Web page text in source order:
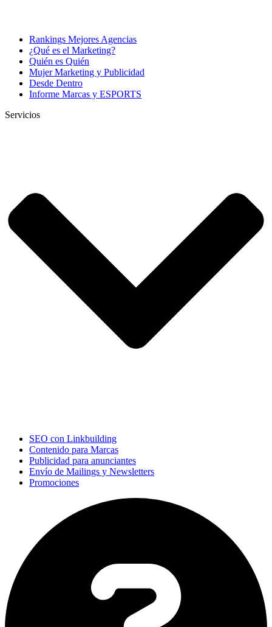
Rankings Mejores Agencias
¿Qué es el Marketing?
Quién es Quién
Mujer Marketing y Publicidad
Desde Dentro
Informe Marcas y ESPORTS
Servicios
SEO con Linkbuilding
Contenido para Marcas
Publicidad para anunciantes
Envío de Mailings y Newsletters
Promociones